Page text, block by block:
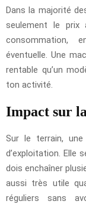
Dans la majorité
seulement le prix
consommation,
éventuelle. Une
rentable qu’un
ton activité.
Impact sur
Sur le terrain,
d’exploitation. Elle
dois enchaîner
aussi très utile
réguliers sans